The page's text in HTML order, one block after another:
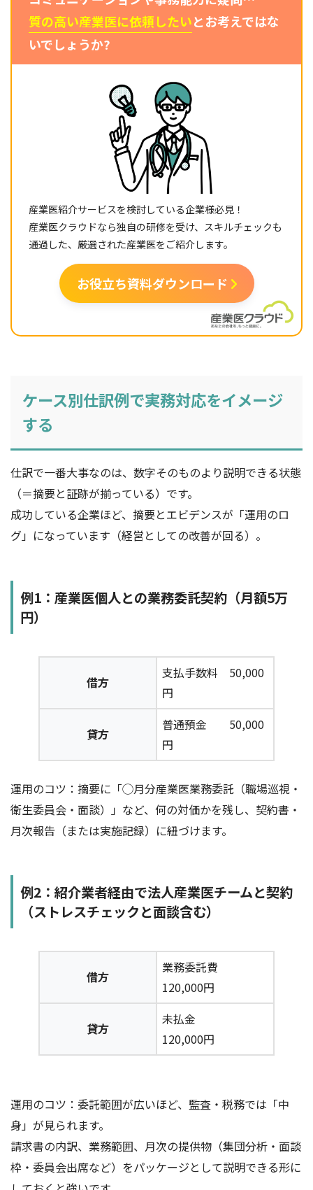
質の高い産業医に依頼したいとお考えではな
いでしょうか?
産業医紹介サービスを検討している企業様必見！
産業医クラウドなら独自の研修を受け、スキルチェックも
通過した、厳選された産業医をご紹介します。
お役立ち資料ダウンロード
ケース別仕訳例で実務対応をイメージ
する
仕訳で一番大事なのは、数字そのものより説明できる状態
（＝摘要と証跡が揃っている）です。
成功している企業ほど、摘要とエビデンスが「運用のロ
グ」になっています（経営としての改善が回る）。
例1：産業医個人との業務委託契約（月額5万
円）
借方
支払手数料 50,000
円
貸方
普通預金 50,000
円
運用のコツ：摘要に「◯月分産業医業務委託（職場巡視・
衛生委員会・面談）」など、何の対価かを残し、契約書・
月次報告（または実施記録）に紐づけます。
例2：紹介業者経由で法人産業医チームと契約
（ストレスチェックと面談含む）
借方
業務委託費
120,000円
貸方
未払金
120,000円
運用のコツ：委託範囲が広いほど、監査・税務では「中
身」が見られます。
請求書の内訳、業務範囲、月次の提供物（集団分析・面談
枠・委員会出席など）をパッケージとして説明できる形に